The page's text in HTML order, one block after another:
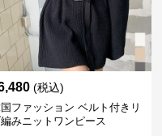
(税込)
ファッション ベルト付きリ
みニットワンピース